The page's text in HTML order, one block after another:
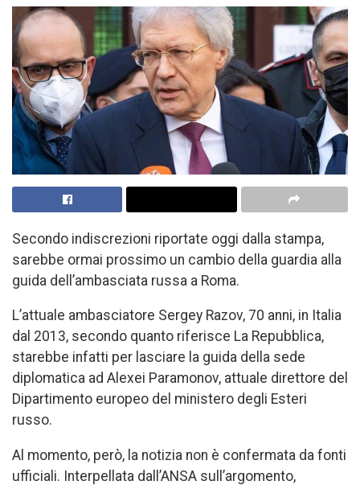
Secondo indiscrezioni riportate oggi dalla stampa,
sarebbe ormai prossimo un cambio della guardia alla
guida dell’ambasciata russa a Roma.
L’attuale ambasciatore Sergey Razov, 70 anni, in Italia
dal 2013, secondo quanto riferisce La Repubblica,
starebbe infatti per lasciare la guida della sede
diplomatica ad Alexei Paramonov, attuale direttore del
Dipartimento europeo del ministero degli Esteri
russo.
Al momento, però, la notizia non è confermata da fonti
ufficiali. Interpellata dall’ANSA sull’argomento,